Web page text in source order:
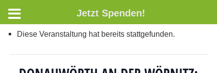
Diese Veranstaltung hat bereits stattgefunden.
Jetzt Spenden!